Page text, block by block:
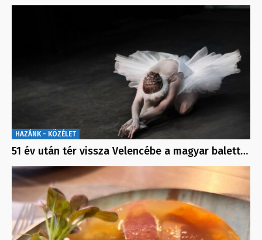
HAZÁNK - KÖZÉLET
51 év után tér vissza Velencébe a magyar balett…